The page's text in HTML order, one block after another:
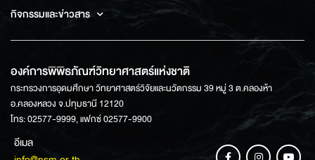
กิจกรรมและข่าวสาร
องค์การพิพิธภัณฑ์วิทยาศาสตร์แห่งชาติ
กระทรวงการอุดมศึกษา วิทยาศาสตร์วิจัยและนวัตกรรม 39 หมู่ 3 ต.คลองห้า
อ.คลองหลวง จ.ปทุมธานี 12120
โทร: 02577-9999, แฟกซ์ 02577-9900
อีเมล